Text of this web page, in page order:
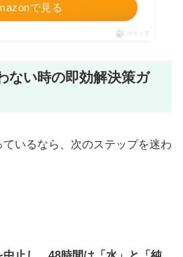
で見る
ポチップ
ない時の即効解決策ガ
いるなら、次のステップを迷わ